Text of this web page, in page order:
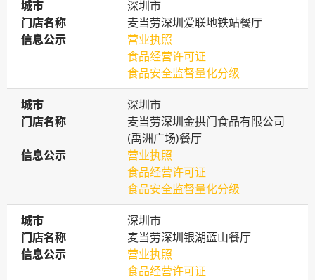
城市
城市
深圳市
门店名称
门店名称
麦当劳深圳爱联地铁站餐厅
信息公示
信息公示
营业执照
食品经营许可证
食品安全监督量化分级
城市
城市
深圳市
门店名称
门店名称
麦当劳深圳金拱门食品有限公司
(禹洲广场)餐厅
信息公示
信息公示
营业执照
食品经营许可证
食品安全监督量化分级
城市
城市
深圳市
门店名称
门店名称
麦当劳深圳银湖蓝山餐厅
信息公示
信息公示
营业执照
食品经营许可证